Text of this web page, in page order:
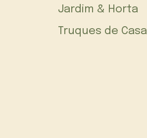
Jardim & Horta
Truques de Casa